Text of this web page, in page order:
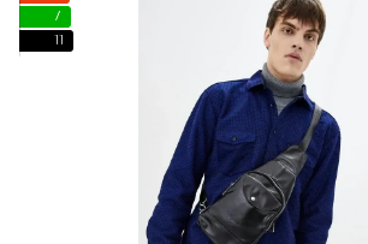
7
11